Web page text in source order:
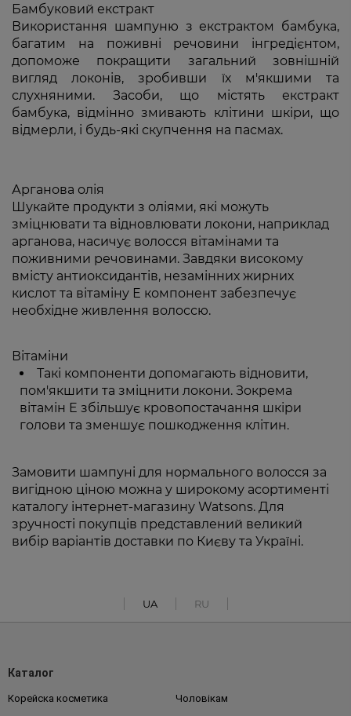
Бамбуковий екстракт
Використання шампуню з екстрактом бамбука,
багатим на поживні речовини інгредієнтом,
допоможе покращити загальний зовнішній
вигляд локонів, зробивши їх м'якшими та
слухняними. Засоби, що містять екстракт
бамбука, відмінно змивають клітини шкіри, що
відмерли, і будь-які скупчення на пасмах.
Арганова олія
Шукайте продукти з оліями, які можуть
зміцнювати та відновлювати локони, наприклад
арганова, насичує волосся вітамінами та
поживними речовинами. Завдяки високому
вмісту антиоксидантів, незамінних жирних
кислот та вітаміну Е компонент забезпечує
необхідне живлення волоссю.
Вітаміни
Такі компоненти допомагають відновити,
пом'якшити та зміцнити локони. Зокрема
вітамін E збільшує кровопостачання шкіри
голови та зменшує пошкодження клітин.
Замовити шампуні для нормального волосся за
вигідною ціною можна у широкому асортименті
каталогу інтернет-магазину Watsons. Для
зручності покупців представлений великий
вибір варіантів доставки по Києву та Україні.
UA RU
Каталог
Корейска косметика Чоловікам